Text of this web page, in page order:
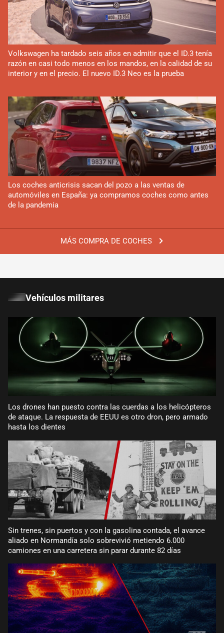
MÁS COMPRA DE COCHES
Volkswagen ha tardado seis años en admitir que el ID.3 tenía
razón en casi todo menos en los mandos, en la calidad de su
interior y en el precio. El nuevo ID.3 Neo es la prueba
Los coches anticrisis sacan del pozo a las ventas de
automóviles en España: ya compramos coches como antes
de la pandemia
Vehículos militares
Los drones han puesto contra las cuerdas a los helicópteros
de ataque. La respuesta de EEUU es otro dron, pero armado
hasta los dientes
Sin trenes, sin puertos y con la gasolina contada, el avance
aliado en Normandía solo sobrevivió metiendo 6.000
camiones en una carretera sin parar durante 82 días